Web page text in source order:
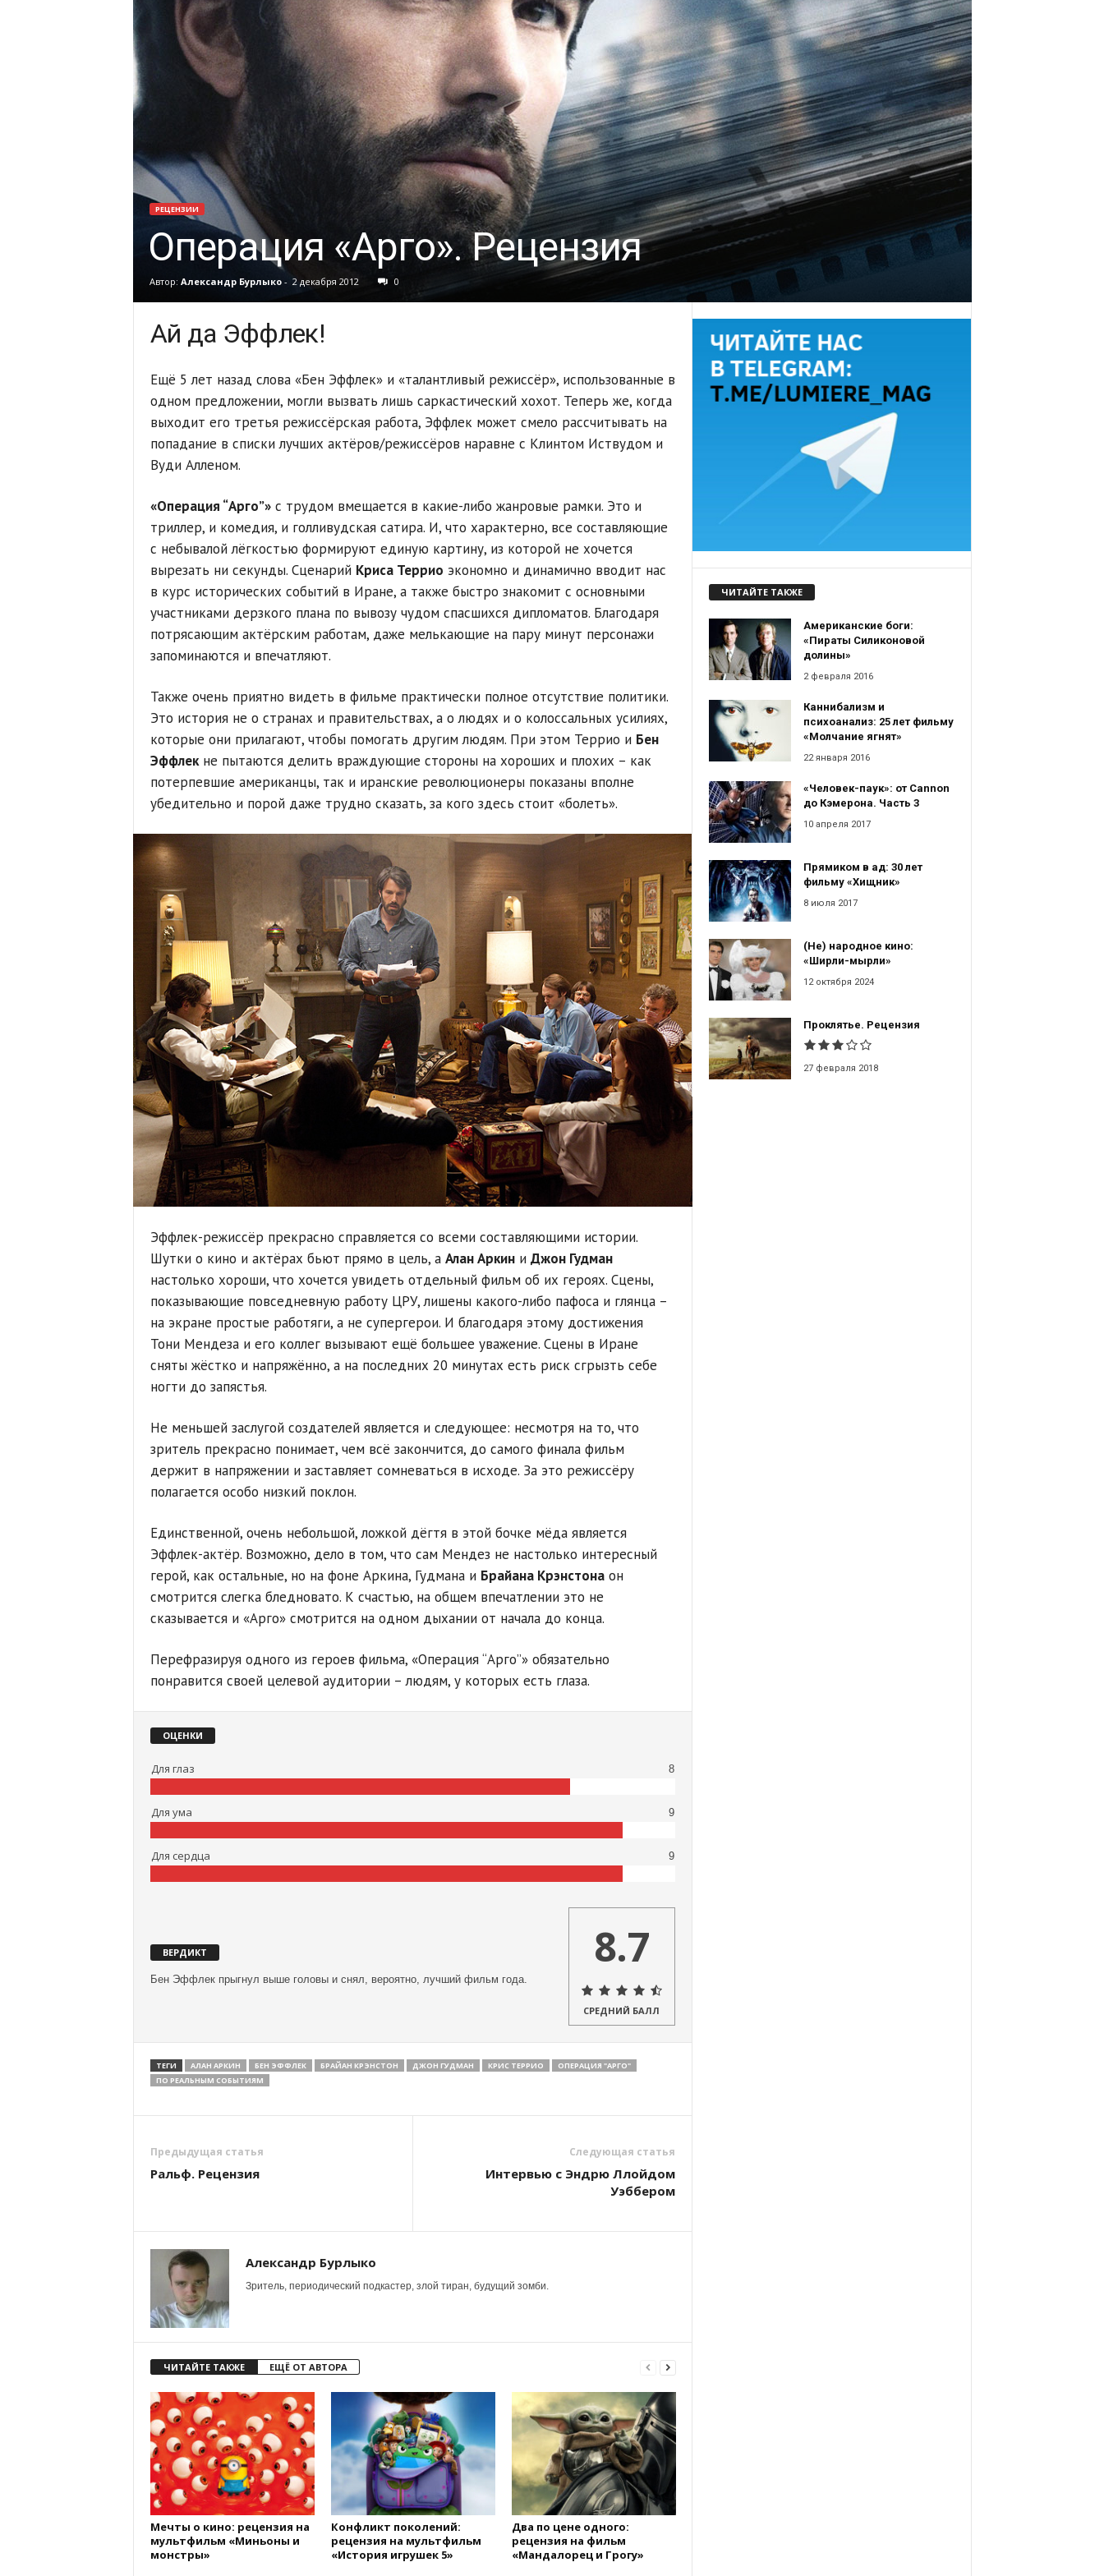
РЕЦЕНЗИИ
Операция «Арго». Рецензия
Автор: Александр Бурлыко- 2 декабря 2012 0
Ай да Эффлек!
Ещё 5 лет назад слова «Бен Эффлек» и «талантливый режиссёр», использованные в
одном предложении, могли вызвать лишь саркастический хохот. Теперь же, когда
выходит его третья режиссёрская работа, Эффлек может смело рассчитывать на
попадание в списки лучших актёров/режиссёров наравне с Клинтом Иствудом и
Вуди Алленом.
«Операция “Арго”»с трудом вмещается в какие-либо жанровые рамки. Это и
триллер, и комедия, и голливудская сатира. И, что характерно, все составляющие
с небывалой лёгкостью формируют единую картину, из которой не хочется
вырезать ни секунды. Сценарий Криса Террио экономно и динамично вводит нас
в курс исторических событий в Иране, а также быстро знакомит с основными
участниками дерзкого плана по вывозу чудом спасшихся дипломатов. Благодаря
потрясающим актёрским работам, даже мелькающие на пару минут персонажи
запоминаются и впечатляют.
Также очень приятно видеть в фильме практически полное отсутствие политики.
Это история не о странах и правительствах, а о людях и о колоссальных усилиях,
которые они прилагают, чтобы помогать другим людям. При этом Террио и Бен
Эффлекне пытаются делить враждующие стороны на хороших и плохих – как
потерпевшие американцы, так и иранские революционеры показаны вполне
убедительно и порой даже трудно сказать, за кого здесь стоит «болеть».
Эффлек-режиссёр прекрасно справляется со всеми составляющими истории.
Шутки о кино и актёрах бьют прямо в цель, а Алан Аркини Джон Гудман
настолько хороши, что хочется увидеть отдельный фильм об их героях. Сцены,
показывающие повседневную работу ЦРУ, лишены какого-либо пафоса и глянца –
на экране простые работяги, а не супергерои. И благодаря этому достижения
Тони Мендеза и его коллег вызывают ещё большее уважение. Сцены в Иране
сняты жёстко и напряжённо, а на последних 20 минутах есть риск сгрызть себе
ногти до запястья.
Не меньшей заслугой создателей является и следующее: несмотря на то, что
зритель прекрасно понимает, чем всё закончится, до самого финала фильм
держит в напряжении и заставляет сомневаться в исходе. За это режиссёру
полагается особо низкий поклон.
Единственной, очень небольшой, ложкой дёгтя в этой бочке мёда является
Эффлек-актёр. Возможно, дело в том, что сам Мендез не настолько интересный
герой, как остальные, но на фоне Аркина, Гудмана и Брайана Крэнстонаон
смотрится слегка бледновато. К счастью, на общем впечатлении это не
сказывается и «Арго» смотрится на одном дыхании от начала до конца.
Перефразируя одного из героев фильма, «Операция “Арго”» обязательно
понравится своей целевой аудитории – людям, у которых есть глаза.
ОЦЕНКИ
Для глаз 8
Для ума 9
Для сердца 9
ВЕРДИКТ
Бен Эффлек прыгнул выше головы и снял, вероятно, лучший фильм года.
8.7
СРЕДНИЙ БАЛЛ
ТЕГИ АЛАН АРКИН БЕН ЭФФЛЕК БРАЙАН КРЭНСТОН ДЖОН ГУДМАН КРИС ТЕРРИО
ОПЕРАЦИЯ "АРГО"
ПО РЕАЛЬНЫМ СОБЫТИЯМ
Предыдущая статья
Ральф. Рецензия
Следующая статья
Интервью с Эндрю Ллойдом
Уэббером
Александр Бурлыко
Зритель, периодический подкастер, злой тиран, будущий зомби.
ЧИТАЙТЕ ТАКЖЕ ЕЩЁ ОТ АВТОРА
Мечты о кино: рецензия на
мультфильм «Миньоны и
монстры»
Конфликт поколений:
рецензия на мультфильм
«История игрушек 5»
Два по цене одного:
рецензия на фильм
«Мандалорец и Грогу»
ЧИТАЙТЕ ТАКЖЕ
Американские боги:
«Пираты Силиконовой
долины»
2 февраля 2016
Каннибализм и
психоанализ: 25 лет фильму
«Молчание ягнят»
22 января 2016
«Человек-паук»: от Cannon
до Кэмерона. Часть 3
10 апреля 2017
Прямиком в ад: 30 лет
фильму «Хищник»
8 июля 2017
(Не) народное кино:
«Ширли-мырли»
12 октября 2024
Проклятье. Рецензия
27 февраля 2018